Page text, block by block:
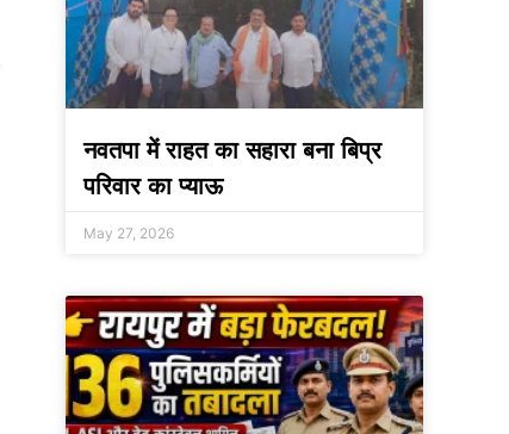
नवतपा में राहत का सहारा बना बिप्र
परिवार का प्याऊ
May 27, 2026